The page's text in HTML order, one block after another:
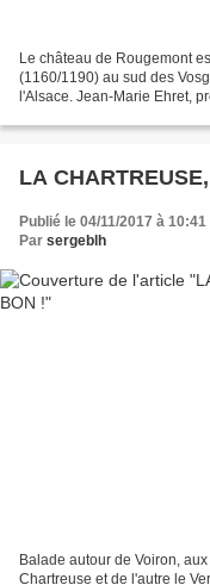
Le château de Rougemont
(1160/1190) au sud des
l'Alsace. Jean-Marie Ehret,
LA
Publié le 04/11/2017 à 10:41
Par sergeblh
Balade autour de Voiron,
Chartreuse et de l'autre le